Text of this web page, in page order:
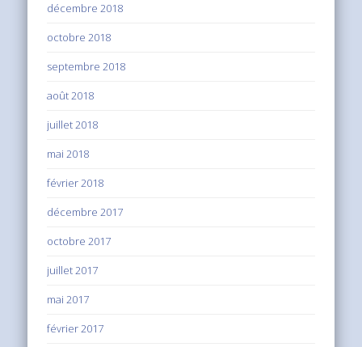
décembre 2018
octobre 2018
septembre 2018
août 2018
juillet 2018
mai 2018
février 2018
décembre 2017
octobre 2017
juillet 2017
mai 2017
février 2017